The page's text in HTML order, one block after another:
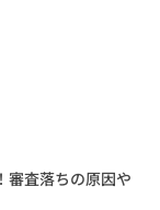
審査落ちの原因や